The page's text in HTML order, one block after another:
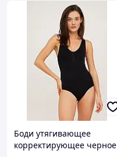
Боди утягивающее
корректирующее черное